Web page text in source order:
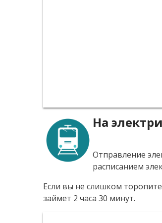
На
Отправление
расписанием
Если вы не слишком
займет 2 часа 30 минут.